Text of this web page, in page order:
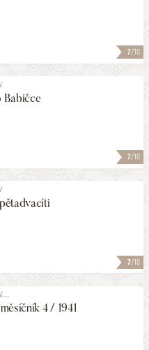
7/10
7/10
Babičce
7/10
4 / 1941